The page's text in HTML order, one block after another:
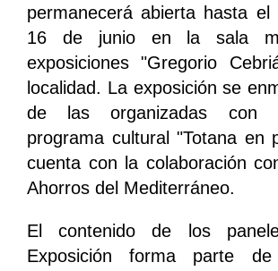
permanecerá abierta hasta
16 de junio en la sala
exposiciones "Gregorio
localidad. La exposición se
de las organizadas con
programa cultural "Totana en
cuenta con la colaboración
Ahorros del Mediterráneo.
El contenido de los
Exposición forma parte